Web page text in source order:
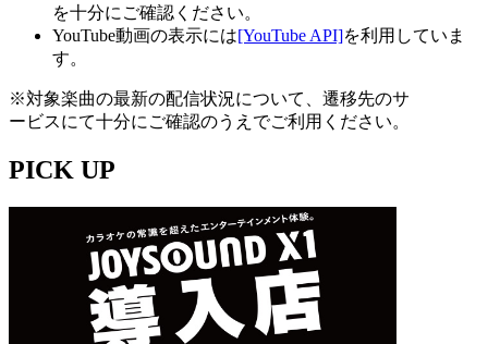
を十分にご確認ください。
YouTube動画の表示には[YouTube API]を利用していま
す。
※対象楽曲の最新の配信状況について、遷移先のサ
ービスにて十分にご確認のうえでご利用ください。
PICK UP